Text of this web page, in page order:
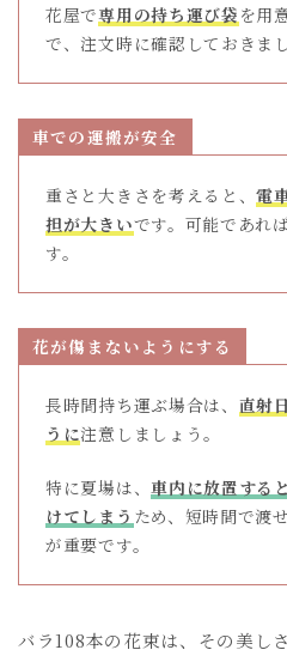
花屋で専用の持ち運び袋 を用
で、注文時に確認しておきまし
車での運搬が安全
重さと大きさを考えると、電
担が大きいです。可能であれ
す。
花が傷まないようにする
長時間持ち運ぶ場合は、 直射
うに注意しましょう。
特に夏場は、車内に放置する
けてしまう ため、短時間で渡
が重要です。
バラ108本の花束は、その美し